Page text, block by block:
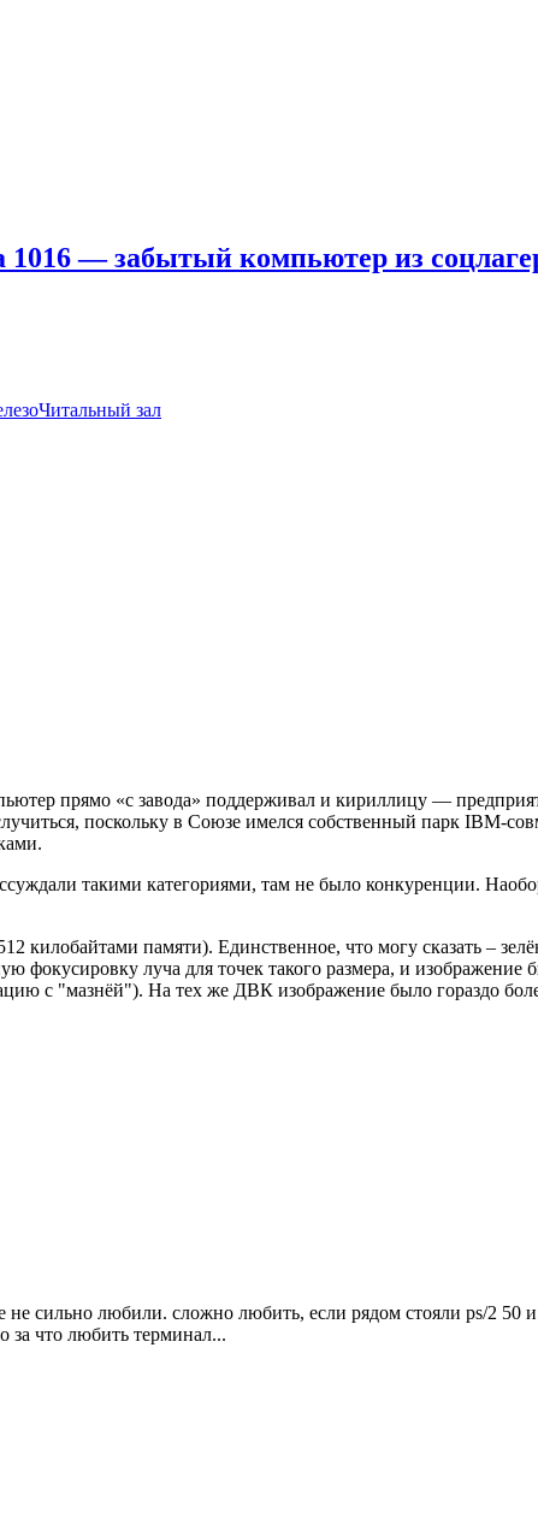
— забытый компьютер из
Читальный зал
прямо «с завода» поддерживал и кириллицу —
поскольку в Союзе имелся собственный парк IBM-
такими категориями, там не было конкуренции.
килобайтами памяти). Единственное, что могу сказать –
фокусировку луча для точек такого размера, и
с "мазнёй"). На тех же ДВК изображение было гораздо
не сильно любили. сложно любить, если рядом стояли ps/2
за что любить терминал...